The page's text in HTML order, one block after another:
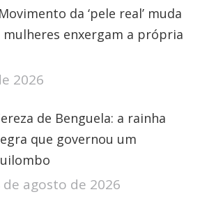
da ‘pele real’ muda
enxergam a própria
2026
de Benguela: a rainha
que governou um
de agosto de 2026